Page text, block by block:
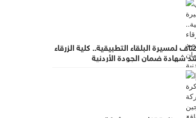
لمسيرة البلقاء التطبيقية.. كلية الزرقاء
شهادة ضمان الجودة الأردنية